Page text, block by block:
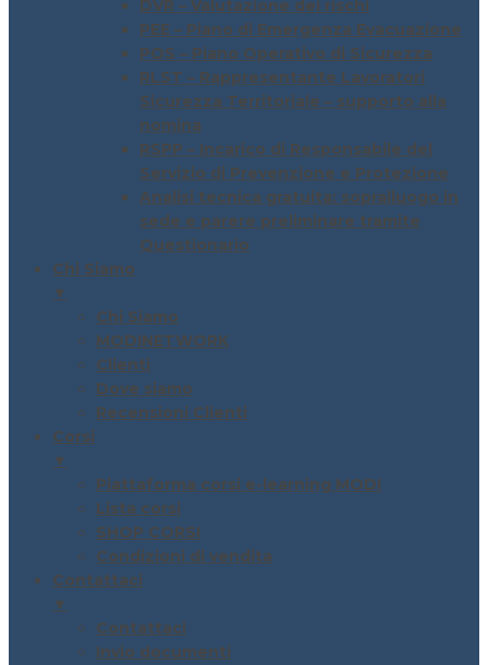
DVR – Valutazione dei rischi
PEE – Piano di Emergenza Evacuazione
POS – Piano Operativo di Sicurezza
RLST – Rappresentante Lavoratori
Sicurezza Territoriale – supporto alla
nomina
RSPP – Incarico di Responsabile del
Servizio di Prevenzione e Protezione
Analisi tecnica gratuita: sopralluogo in
sede e parere preliminare tramite
Questionario
Chi Siamo
▼
Chi Siamo
MODINETWORK
Clienti
Dove siamo
Recensioni Clienti
Corsi
▼
Piattaforma corsi e-learning MODI
Lista corsi
SHOP CORSI
Condizioni di vendita
Contattaci
▼
Contattaci
Invio documenti